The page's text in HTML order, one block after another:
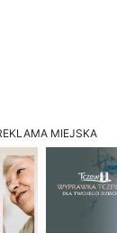
MIEJSKA